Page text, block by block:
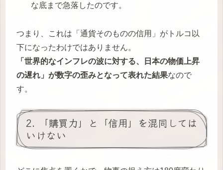
な底まで急落したのです。
つまり、これは「通貨そのものの信用」がトルコ以
下になったわけではありません。
「世界的なインフレの波に対する、日本の物価上昇
の遅れ」が数字の歪みとなって表れた結果なので
す。
2. 「購買力」と「信用」を混同しては
いけない